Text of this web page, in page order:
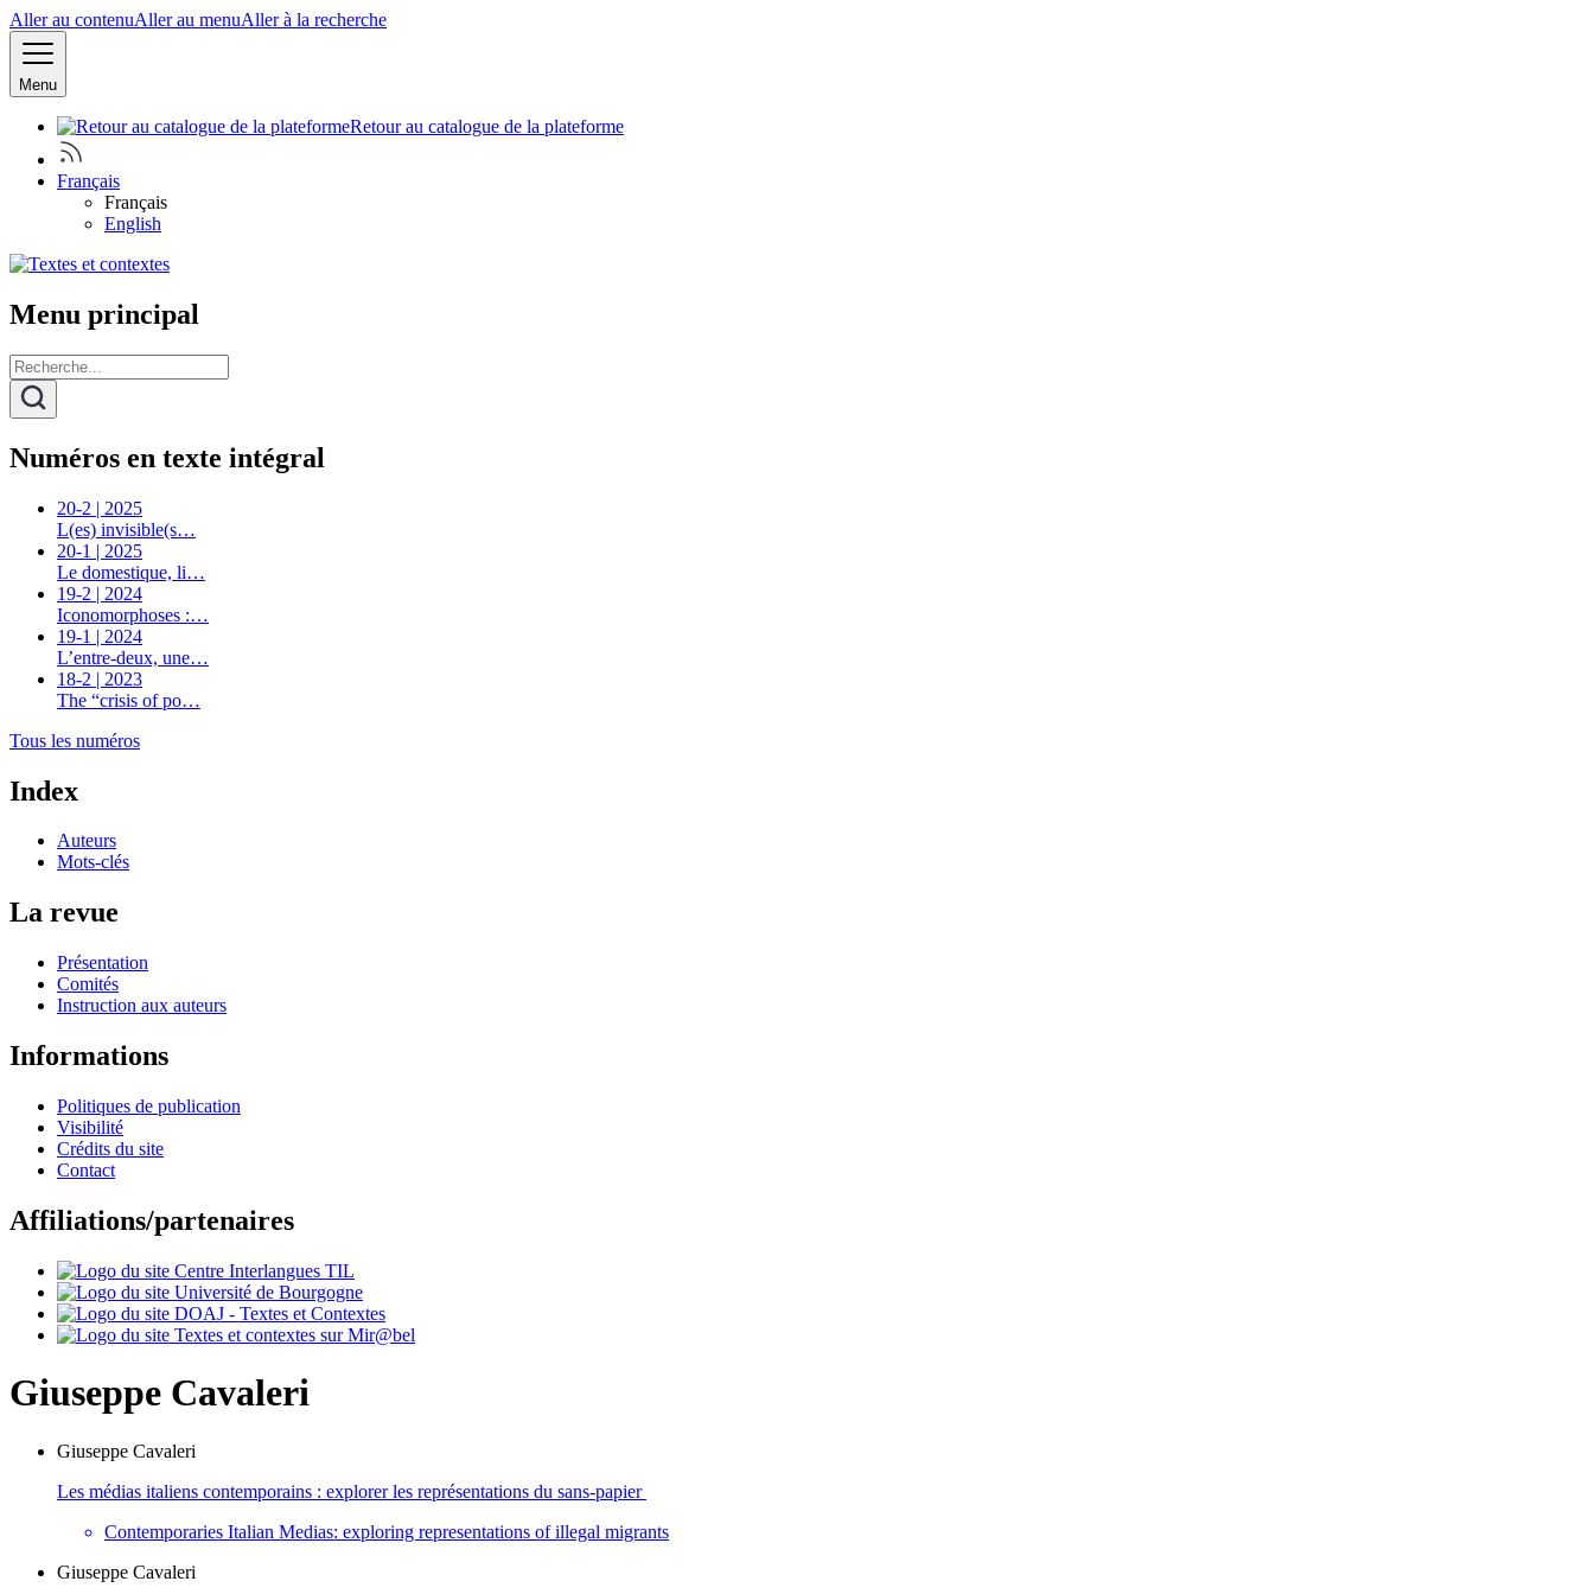
Aller au contenuAller au menuAller à la recherche
Menu
Retour au catalogue de la plateforme
Français
Français
English
Menu principal
Numéros en texte intégral
20-2 | 2025
L(es) invisible(s…
20-1 | 2025
Le domestique, li…
19-2 | 2024
Iconomorphoses :…
19-1 | 2024
L’entre-deux, une…
18-2 | 2023
The “crisis of po…
Tous les numéros
Index
Auteurs
Mots-clés
La revue
Présentation
Comités
Instruction aux auteurs
Informations
Politiques de publication
Visibilité
Crédits du site
Contact
Affiliations/partenaires
Giuseppe Cavaleri
Giuseppe Cavaleri
Les médias italiens contemporains : explorer les représentations du sans-papier
Contemporaries Italian Medias: exploring representations of illegal migrants
Giuseppe Cavaleri